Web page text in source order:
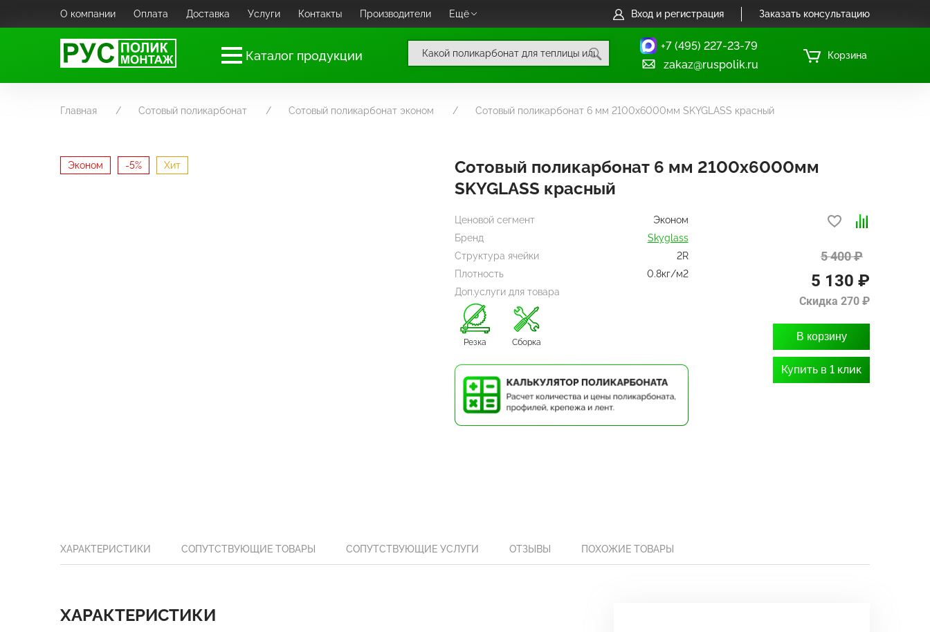
О компании Оплата Доставка Услуги Контакты Производители Ещё Вход и регистрация Заказать консультацию
Каталог продукции
+7 (495) 227-23-79
zakaz@ruspolik.ru
Корзина
Главная Сотовый поликарбонат Сотовый поликарбонат эконом Сотовый поликарбонат 6 мм 2100х6000мм SKYGLASS красный
Эконом -5% Хит
Сотовый поликарбонат 6 мм 2100х6000мм
SKYGLASS красный
Ценовой сегмент
Эконом
Бренд
Skyglass
Структура ячейки
2R
Плотность
0.8кг/м2
Доп.услуги для товара
Резка Сборка
5 400 ₽
5 130 ₽
Скидка 270 ₽
В корзину
Купить в 1 клик
ХАРАКТЕРИСТИКИ СОПУТСТВУЮЩИЕ ТОВАРЫ СОПУТСТВУЮЩИЕ УСЛУГИ ОТЗЫВЫ ПОХОЖИЕ ТОВАРЫ
ХАРАКТЕРИСТИКИ